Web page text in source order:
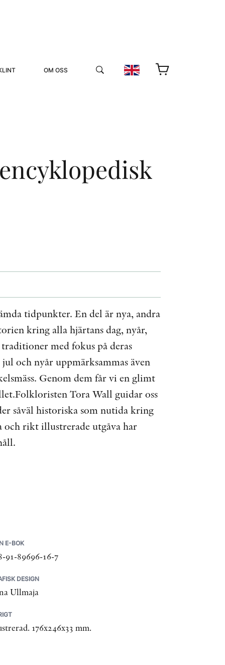
OM OSS
YUKIKO OCH PATRIK MÖTER
PRESSKONTAKT
PEER REVIEW-PROCESSEN
tidpunkter. En del är nya, andra
kring alla hjärtans dag, nyår,
med fokus på deras
och nyår uppmärksammas även
Genom dem får vi en glimt
Tora Wall guidar oss
såväl historiska som nutida kring
och rikt illustrerade utgåva har
E-BOK
91-89696-16-7
DESIGN
Ullmaja
176x246x33 mm.